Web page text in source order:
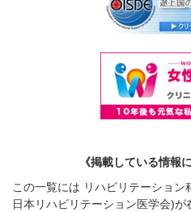
《掲載している情報
この一覧には リハビリテーショ
日本リハビリテーション医学会)